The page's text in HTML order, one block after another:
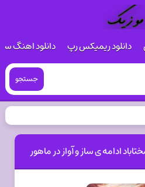
دانلود ریمیکس رپ دانلود اهنگ
جستجو
ادامه ی ساز و آواز در ماهور